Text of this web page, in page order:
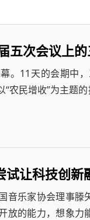
五次会议上
。11天的会期中
农民增收”为主题
让科技创
音乐家协会理事
放的能力，想象